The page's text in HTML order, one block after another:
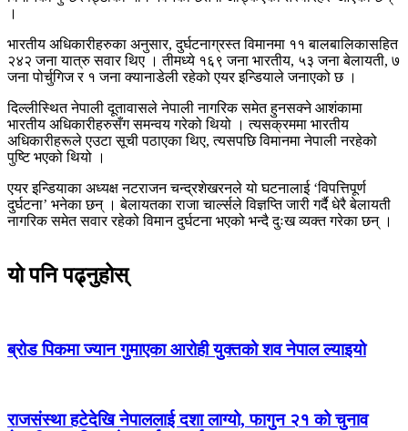
।
भारतीय अधिकारीहरुका अनुसार, दुर्घटनाग्रस्त विमानमा ११ बालबालिकासहित
२४२ जना यात्रु सवार थिए । तीमध्ये १६९ जना भारतीय, ५३ जना बेलायती, ७
जना पोर्चुगिज र १ जना क्यानाडेली रहेको एयर इन्डियाले जनाएको छ ।
दिल्लीस्थित नेपाली दूतावासले नेपाली नागरिक समेत हुनसक्ने आशंकामा
भारतीय अधिकारीहरुसँग समन्वय गरेको थियो । त्यसक्रममा भारतीय
अधिकारीहरूले एउटा सूची पठाएका थिए, त्यसपछि विमानमा नेपाली नरहेको
पुष्टि भएको थियो ।
एयर इन्डियाका अध्यक्ष नटराजन चन्द्रशेखरनले यो घटनालाई ‘विपत्तिपूर्ण
दुर्घटना’ भनेका छन् । बेलायतका राजा चार्ल्सले विज्ञप्ति जारी गर्दै धेरै बेलायती
नागरिक समेत सवार रहेको विमान दुर्घटना भएको भन्दै दुःख व्यक्त गरेका छन् ।
यो पनि पढ्नुहोस्
ब्रोड पिकमा ज्यान गुमाएका आरोही युक्तको शव नेपाल ल्याइयो
राजसंस्था हटेदेखि नेपाललाई दशा लाग्यो, फागुन २१ को चुनाव